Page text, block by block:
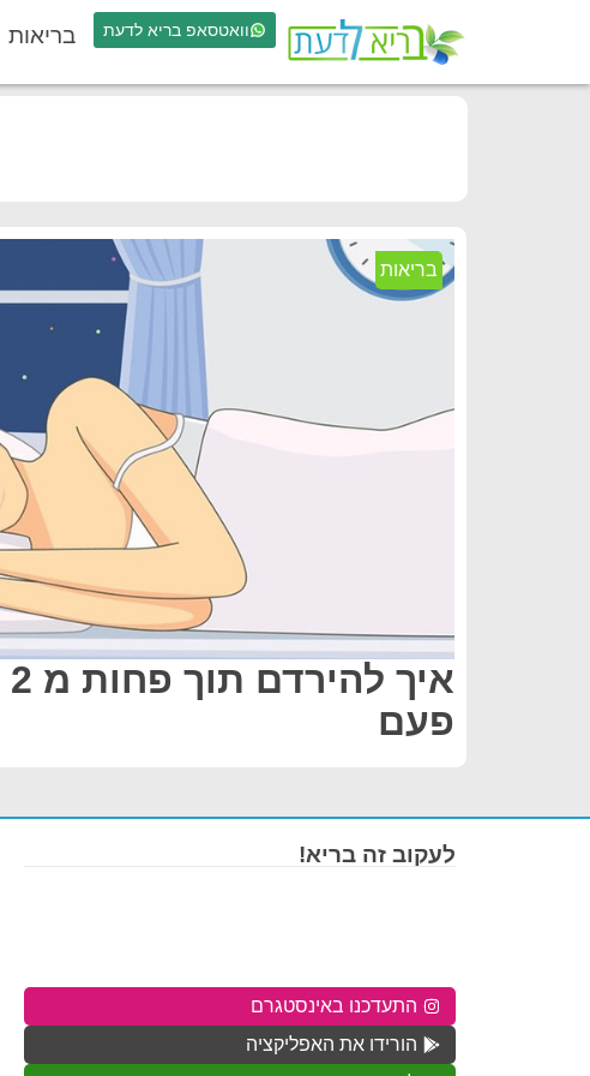
וואטסאפ בריא לדעת בריאות
בריאות
פעם
לעקוב זה בריא!
התעדכנו באינסטגרם
הורידו את האפליקציה